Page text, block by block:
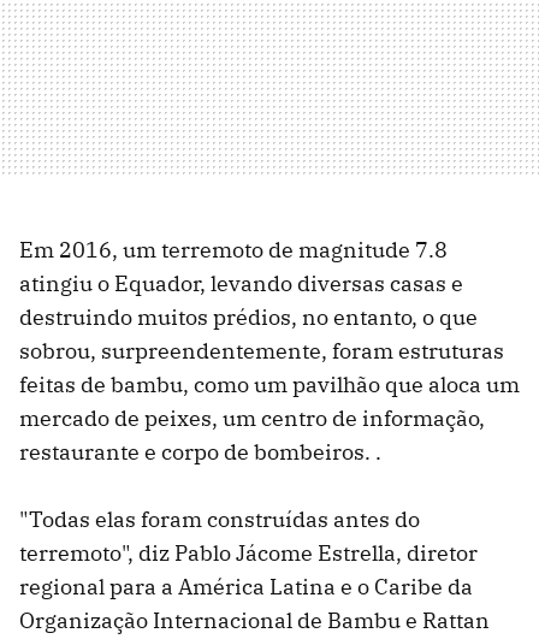
Em 2016, um terremoto de magnitude 7.8
atingiu o Equador, levando diversas casas e
destruindo muitos prédios, no entanto, o que
sobrou, surpreendentemente, foram estruturas
feitas de bambu, como um pavilhão que aloca um
mercado de peixes, um centro de informação,
restaurante e corpo de bombeiros. .
"Todas elas foram construídas antes do
terremoto", diz Pablo Jácome Estrella, diretor
regional para a América Latina e o Caribe da
Organização Internacional de Bambu e Rattan